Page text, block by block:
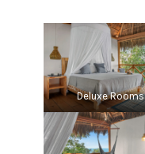
Deluxe Rooms